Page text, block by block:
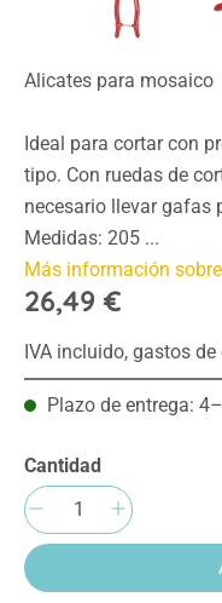
Alicates para mosaico
Ideal para cortar con
tipo. Con ruedas de
necesario llevar gafas
Medidas: 205 ...
Más información
26,49 €
IVA incluido, gastos
Plazo de entrega:
Cantidad
Cantidad del